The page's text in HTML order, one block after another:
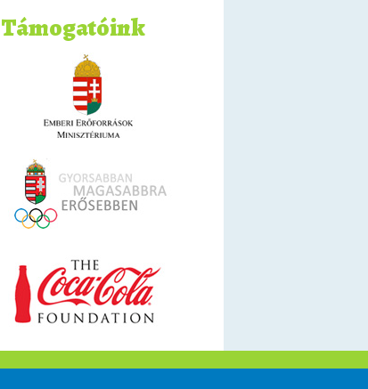
Támogatóink